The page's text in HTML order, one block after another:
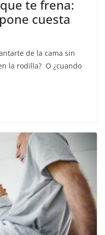
te frena:
cuesta
de la cama sin
la rodilla? O ¿cuando